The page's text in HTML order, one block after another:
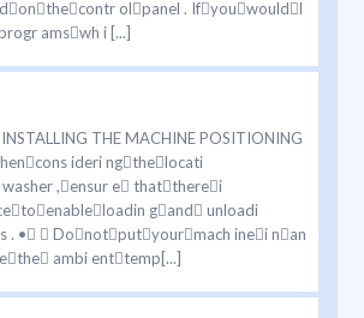
olpanel . Ifyouwouldl
amswh i [...]
THE MACHINE POSITIONING
ideri ngthelocati
,ensur e thattherei
gand unloadi
. •  Donotputyourmach inei nan
ambi enttemp[...]